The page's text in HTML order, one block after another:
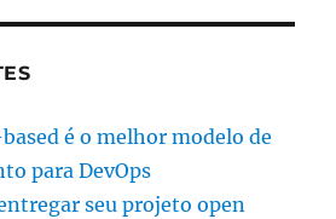
é o melhor modelo de
para DevOps
seu projeto open